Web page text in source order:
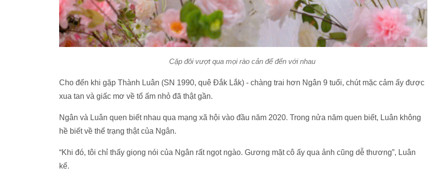
Cặp đôi vượt qua mọi rào cản để đến với nhau
Cho đến khi gặp Thành Luân (SN 1990, quê Đắk Lắk) - chàng trai hơn Ngân 9 tuổi, chút mặc cảm ấy được
xua tan và giấc mơ về tổ ấm nhỏ đã thật gần.
Ngân và Luân quen biết nhau qua mạng xã hội vào đầu năm 2020. Trong nửa năm quen biết, Luân không
hề biết về thể trạng thật của Ngân.
“Khi đó, tôi chỉ thấy giọng nói của Ngân rất ngọt ngào. Gương mặt cô ấy qua ảnh cũng dễ thương”, Luân
kể.